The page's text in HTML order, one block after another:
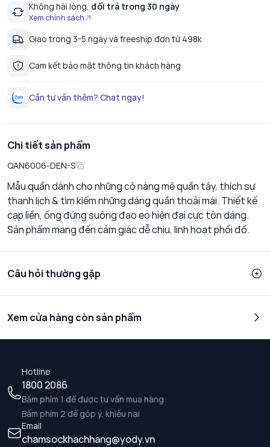
Không hài lòng, đổi trả trong 30 ngày
Xem chính sách
Giao trong 3-5 ngày và freeship đơn từ 498k
Cam kết bảo mật thông tin khách hàng
Cần tư vấn thêm? Chat ngay!
Chi tiết sản phẩm
QAN6006-DEN-S
Mẫu quần dành cho những cô nàng mê quần tây, thích sự
thanh lịch & tìm kiếm những dáng quần thoải mái. Thiết kế
cạp liền, ống đứng suông đao eo hiện đại cực tôn dáng.
Sản phẩm mang đến cảm giác dễ chịu, linh hoạt phối đồ.
Câu hỏi thường gặp
Xem cửa hàng còn sản phẩm
Hotline
1800 2086
Bấm phím 1 để được tư vấn mua hàng
Bấm phím 2 để góp ý, khiếu nại
Email
chamsockhachhang@yody.vn